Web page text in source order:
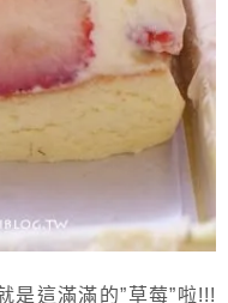
是這滿滿的”草莓”啦!!!